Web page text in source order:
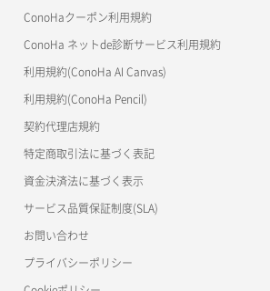
ConoHaクーポン利用規約
ConoHa ネットde診断サービス利用規約
利用規約(ConoHa AI Canvas)
利用規約(ConoHa Pencil)
契約代理店規約
特定商取引法に基づく表記
資金決済法に基づく表示
サービス品質保証制度(SLA)
お問い合わせ
プライバシーポリシー